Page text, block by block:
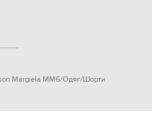
Margiela MM6 Одяг Шорти